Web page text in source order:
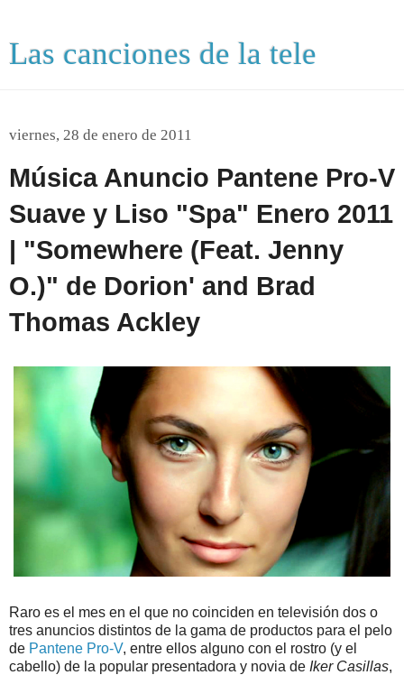
Las canciones de la tele
viernes, 28 de enero de 2011
Música Anuncio Pantene Pro-V
Suave y Liso "Spa" Enero 2011
| "Somewhere (Feat. Jenny
O.)" de Dorion' and Brad
Thomas Ackley
Raro es el mes en el que no coinciden en televisión dos o
tres anuncios distintos de la gama de productos para el pelo
de Pantene Pro-V, entre ellos alguno con el rostro (y el
cabello) de la popular presentadora y novia de Iker Casillas,